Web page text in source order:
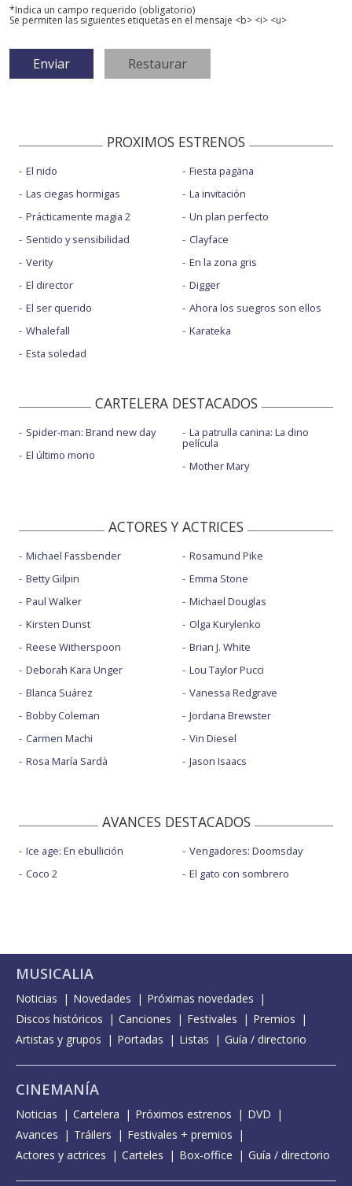
*Indica un campo requerido (obligatorio)
Se permiten las siguientes etiquetas en el mensaje <b> <i> <u>
PROXIMOS ESTRENOS
El nido
Las ciegas hormigas
Prácticamente magia 2
Sentido y sensibilidad
Verity
El director
El ser querido
Whalefall
Esta soledad
Fiesta pagäna
La invitación
Un plan perfecto
Clayface
En la zona gris
Digger
Ahora los suegros son ellos
Karateka
CARTELERA DESTACADOS
Spider-man: Brand new day
El último mono
La patrulla canina: La dino
película
Mother Mary
ACTORES Y ACTRICES
Michael Fassbender
Betty Gilpin
Paul Walker
Kirsten Dunst
Reese Witherspoon
Deborah Kara Unger
Blanca Suárez
Bobby Coleman
Carmen Machi
Rosa María Sardà
Rosamund Pike
Emma Stone
Michael Douglas
Olga Kurylenko
Brian J. White
Lou Taylor Pucci
Vanessa Redgrave
Jordana Brewster
Vin Diesel
Jason Isaacs
AVANCES DESTACADOS
Ice age: En ebullición
Coco 2
Vengadores: Doomsday
El gato con sombrero
MUSICALIA
Noticias Novedades
Próximas novedades
Discos históricos
Canciones Festivales
Premios
Artistas y grupos
Portadas Listas Guía / directorio
CINEMANÍA
Noticias Cartelera Próximos estrenos
DVD
Avances
Tráilers
Festivales + premios
Actores y actrices
Carteles Box-office Guía / directorio